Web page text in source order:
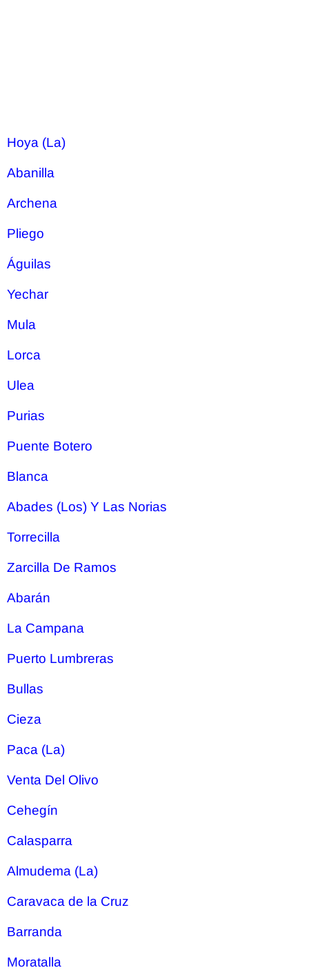
Hoya (La)
Abanilla
Archena
Pliego
Águilas
Yechar
Mula
Lorca
Ulea
Purias
Puente Botero
Blanca
Abades (Los) Y Las Norias
Torrecilla
Zarcilla De Ramos
Abarán
La Campana
Puerto Lumbreras
Bullas
Cieza
Paca (La)
Venta Del Olivo
Cehegín
Calasparra
Almudema (La)
Caravaca de la Cruz
Barranda
Moratalla